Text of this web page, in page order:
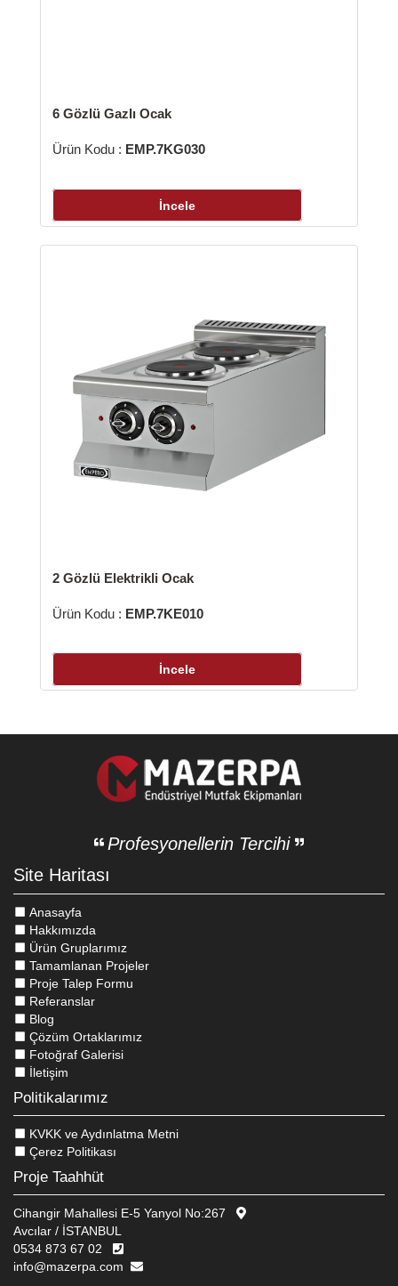
Gazlı Ocak
EMP.7KG030
Elektrikli Ocak
EMP.7KE010
Profesyonellerin Tercihi
Site Haritası
Anasayfa
Hakkımızda
Ürün Gruplarımız
Tamamlanan Projeler
Proje Talep Formu
Referanslar
Blog
Çözüm Ortaklarımız
Fotoğraf Galerisi
İletişim
Politikalarımız
KVKK ve Aydınlatma Metni
Çerez Politikası
Proje Taahhüt
Cihangir Mahallesi E-5 Yanyol No:267
Avcılar / İSTANBUL
0534 873 67 02
info@mazerpa.com
Bu Sitede, kullanıcı deneyimini geliştirmek ve internet sitesinin
verimli çalışmasını sağlamak amacıyla çerezler kullanılmaktadır.